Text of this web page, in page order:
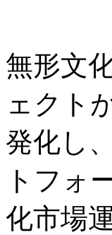
無形文
ェクト
発化し
トフォ
化市場